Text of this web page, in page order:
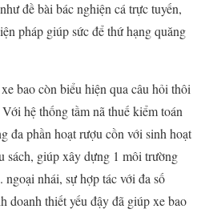
đề bài bác nghiện cá trực tuyến,
pháp giúp sức để thứ hạng quăng
bao còn biểu hiện qua câu hỏi thôi
hệ thống tầm nã thuế kiểm toán
đa phần hoạt rượu cồn với sinh hoạt
sách, giúp xây dựng 1 môi trường
nhái, sự hợp tác với đa số
doanh thiết yếu đậy đã giúp xe bao